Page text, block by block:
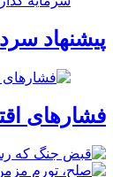
پیشنهاد
فشارهای